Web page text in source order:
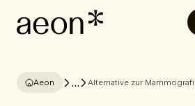
Aeon ... Alternative zur